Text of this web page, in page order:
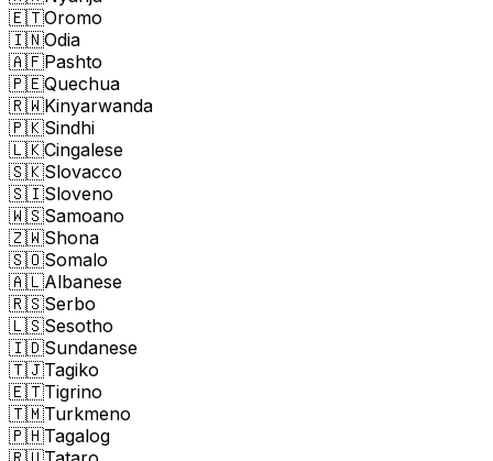
🇪🇹Oromo
🇮🇳Odia
🇦🇫Pashto
🇵🇪Quechua
🇷🇼Kinyarwanda
🇵🇰Sindhi
🇱🇰Cingalese
🇸🇰Slovacco
🇸🇮Sloveno
🇼🇸Samoano
🇿🇼Shona
🇸🇴Somalo
🇦🇱Albanese
🇷🇸Serbo
🇱🇸Sesotho
🇮🇩Sundanese
🇹🇯Tagiko
🇪🇹Tigrino
🇹🇲Turkmeno
🇵🇭Tagalog